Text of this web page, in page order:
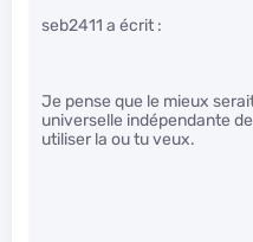
seb2411 a écrit :
Je pense que le mieux
universelle indépendante
utiliser la ou tu veux.